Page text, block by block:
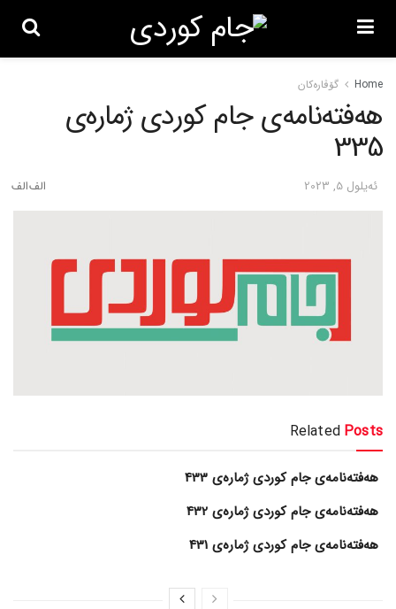
Home گۆڤاره‌کان
هەفتەنامەی جام کوردی ژمارەی
335
ئه‌یلول 5, 2023
Related Posts
هەفتەنامەی جام کوردی ژمارەی 433
هەفتەنامەی جام کوردی ژمارەی 432
هەفتەنامەی جام کوردی ژمارەی 431